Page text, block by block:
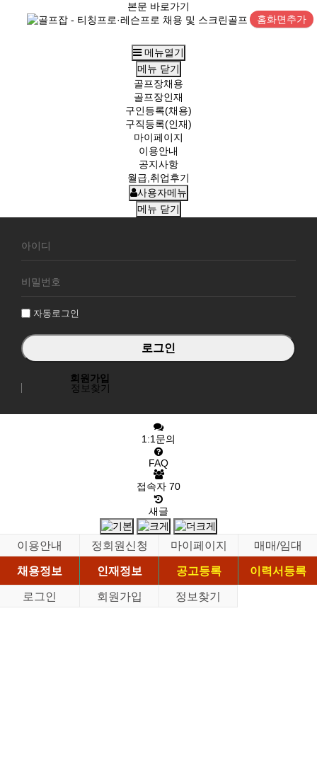
본문 바로가기
홈화면추가
메뉴열기
메뉴 닫기
골프장채용
골프장인재
구인등록(채용)
구직등록(인재)
마이페이지
이용안내
공지사항
월급,취업후기
사용자메뉴
메뉴 닫기
원
그
자동로그인
회원가입
정보찾기
1:1문의
FAQ
접속자 70
새글
이용안내 정회원신청 마이페이지
매매/임대
채용정보
인재정보 공고등록
이력서등록
로그인
회원가입 정보찾기